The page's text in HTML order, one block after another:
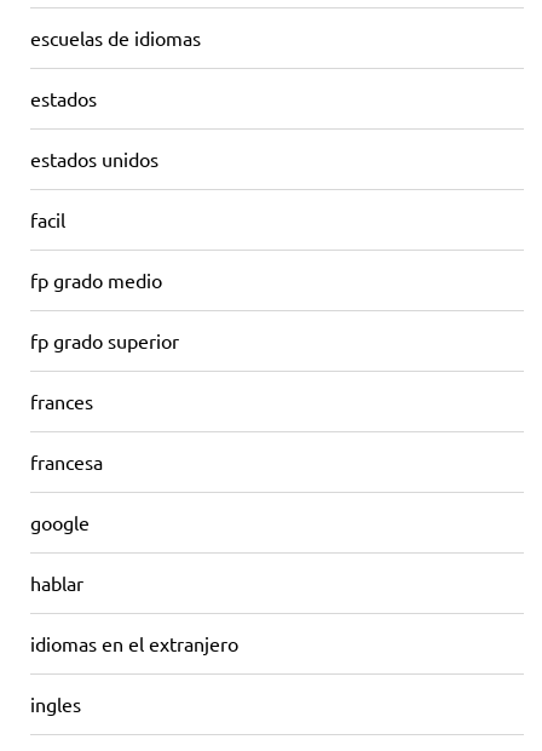
escuelas de idiomas
estados
estados unidos
facil
fp grado medio
fp grado superior
frances
francesa
google
hablar
idiomas en el extranjero
ingles